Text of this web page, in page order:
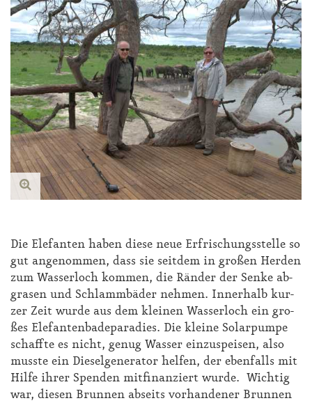
Die Ele­fan­ten ha­ben die­se neue Er­fri­schungs­stel­le so
gut an­ge­nom­men, dass sie seit­dem in gro­ßen Her­den
zum Was­ser­loch kom­men, die Rän­der der Sen­ke ab­
gra­sen und Schlamm­bä­der neh­men. In­ner­halb kur­
zer Zeit wur­de aus dem klei­nen Was­ser­loch ein gro­
ßes Ele­fan­ten­ba­de­pa­ra­dies. Die klei­ne So­lar­pum­pe
schaff­te es nicht, ge­nug Was­ser ein­zu­spei­sen, al­so
muss­te ein Die­sel­ge­ne­ra­tor hel­fen, der eben­falls mit
Hil­fe ih­rer Spen­den mit­fi­nan­ziert wur­de. Wich­tig
war, die­sen Brun­nen ab­seits vor­han­de­ner Brun­nen